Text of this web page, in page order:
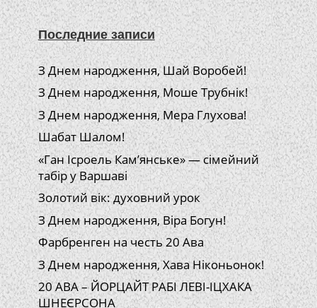
Последние записи
З Днем народження, Шай Воробей!
З Днем народження, Моше Трубнік!
З Днем народження, Мера Глухова!
Шабат Шалом!
«Ган Ісроель Кам’янське» — сімейний
табір у Варшаві
Золотий вік: духовний урок
З Днем народження, Віра Богун!
Фарбренген на честь 20 Ава
З Днем народження, Хава Ніконьонок!
20 АВА – ЙОРЦАЙТ РАБІ ЛЕВІ-ІЦХАКА
ШНЕЄРСОНА